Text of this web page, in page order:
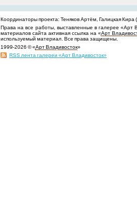
Координаторы проекта: Теняков Артём, Галицкая Кира
Права на все работы, выставленные в галерее «Арт
материалов сайта активная ссылка на «Арт
используемый материал. Все права защищены.
1999-2026 © «Арт Владивосток»
RSS лента галереи «Арт Владивосток»